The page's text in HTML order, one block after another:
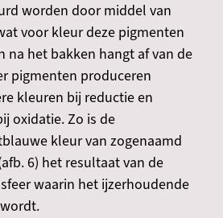
worden door middel van
voor kleur deze pigmenten
na het bakken hangt af van de
pigmenten produceren
kleuren bij reductie en
oxidatie. Zo is de
kleur van zogenaamd
6) het resultaat van de
waarin het ijzerhoudende